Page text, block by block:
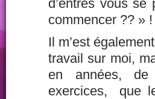
d’entres vous
commencer ?? » !
Il m’est
travail sur moi,
en années, de
exercices, que